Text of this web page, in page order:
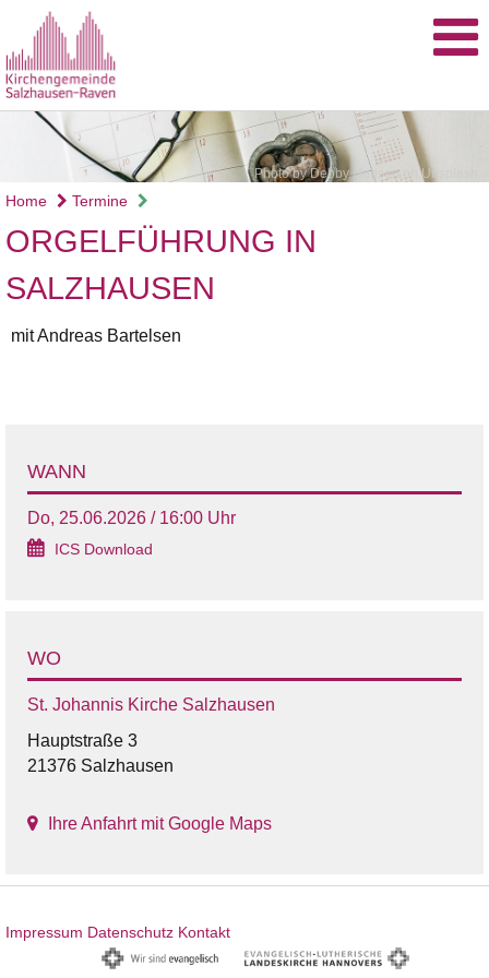
Photo by Debby Hudson on Unsplash
Home Termine
ORGELFÜHRUNG IN
SALZHAUSEN
mit Andreas Bartelsen
WANN
Do, 25.06.2026 / 16:00 Uhr
ICS Download
WO
St. Johannis Kirche Salzhausen
Hauptstraße 3
21376 Salzhausen
Ihre Anfahrt mit Google Maps
Impressum Datenschutz Kontakt